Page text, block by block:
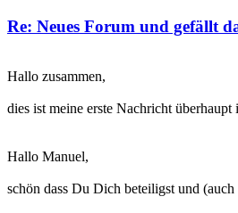
Re: Neues Forum und gefällt
Hallo zusammen,
dies ist meine erste Nachricht
Hallo Manuel,
schön dass Du Dich beteiligst und